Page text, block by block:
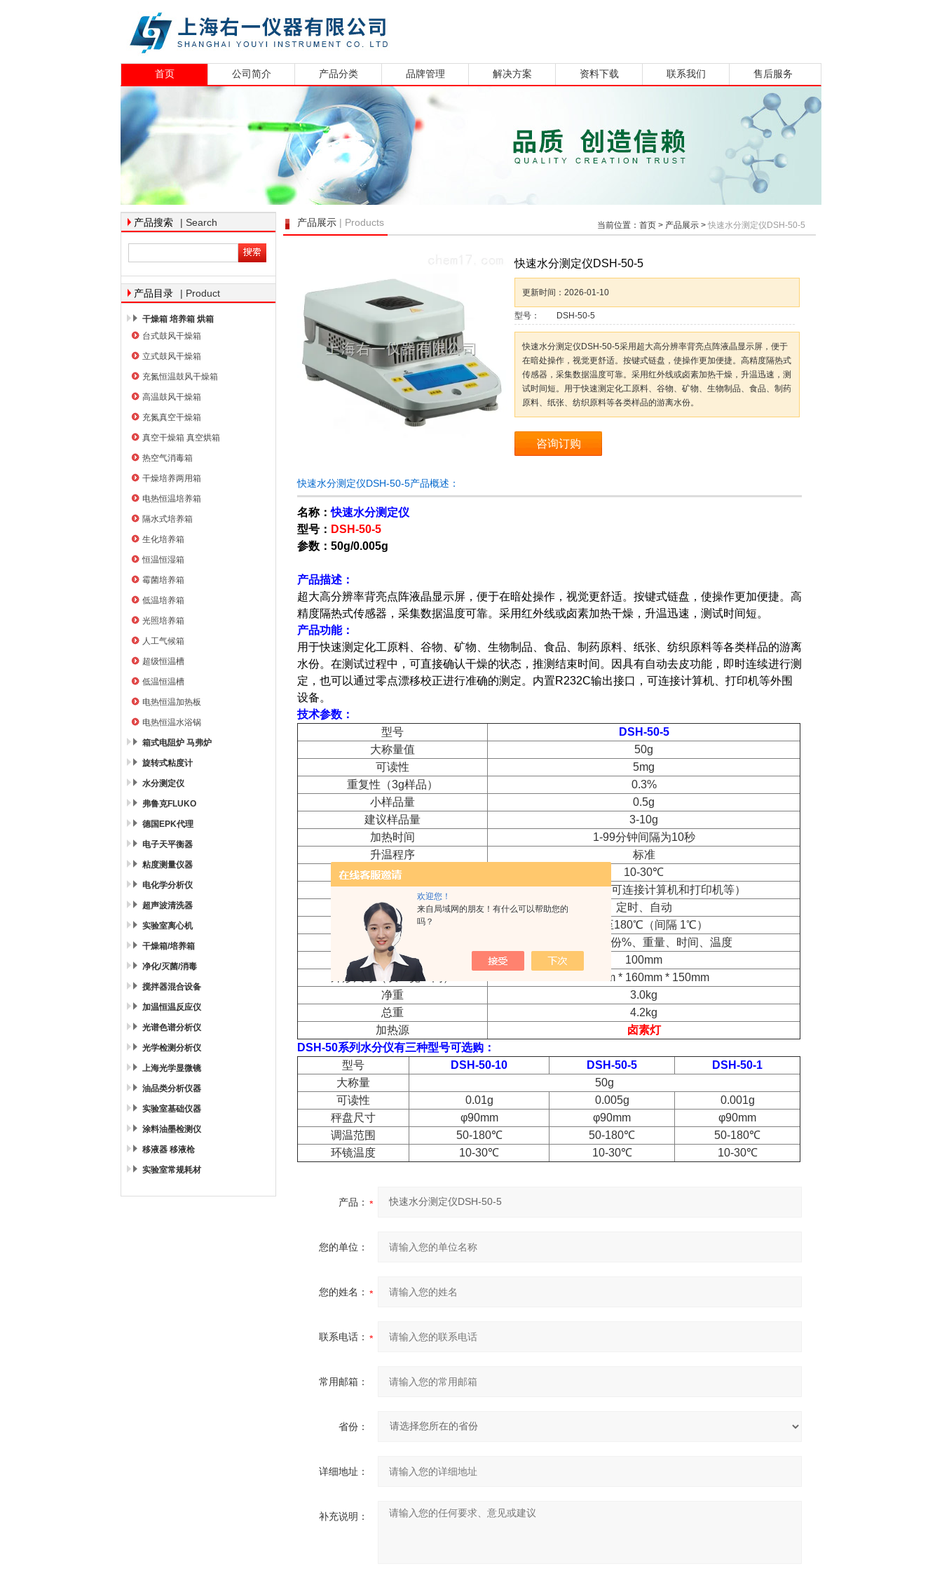
欢迎您！
来自局域网的朋友！有什么可以帮助您的
吗？
上海右一仪器有限公司
首页 公司简介 产品分类 品牌管理 解决方案 资料下载 联系我们 售后服务
产品搜索 | Search
产品目录 | Product
干燥箱 培养箱 烘箱
台式鼓风干燥箱
立式鼓风干燥箱
充氮恒温鼓风干燥箱
高温鼓风干燥箱
充氮真空干燥箱
真空干燥箱 真空烘箱
热空气消毒箱
干燥培养两用箱
电热恒温培养箱
隔水式培养箱
生化培养箱
恒温恒湿箱
霉菌培养箱
低温培养箱
光照培养箱
人工气候箱
超级恒温槽
低温恒温槽
电热恒温加热板
电热恒温水浴锅
箱式电阻炉 马弗炉
旋转式粘度计
水分测定仪
弗鲁克FLUKO
德国EPK代理
电子天平衡器
粘度测量仪器
电化学分析仪
超声波清洗器
实验室离心机
干燥箱/培养箱
净化/灭菌/消毒
搅拌器混合设备
加温恒温反应仪
光谱色谱分析仪
光学检测分析仪
上海光学显微镜
油品类分析仪器
实验室基础仪器
涂料油墨检测仪
移液器 移液枪
实验室常规耗材
产品展示 | Products 当前位置： 首页 > 产品展示 > 快速水分测定仪DSH-50-5
快速水分测定仪DSH-50-5
更新时间： 2026-01-10
型号： DSH-50-5
快速水分测定仪DSH-50-5采用超大高分辨率背亮点阵液晶显示屏，便于
在暗处操作，视觉更舒适。按键式链盘，使操作更加便捷。高精度隔热式
传感器，采集数据温度可靠。采用红外线或卤素加热干燥，升温迅速，测
试时间短。用于快速测定化工原料、谷物、矿物、生物制品、食品、制药
原料、纸张、纺织原料等各类样品的游离水份。
咨询订购
快速水分测定仪DSH-50-5产品概述：
名称：快速水分测定仪
型号： DSH-50-5
参数：50g/0.005g
产品描述：
超大高分辨率背亮点阵液晶显示屏，便于在暗处操作，视觉更舒适。按键式链盘，使操作更加便捷。高
精度隔热式传感器，采集数据温度可靠。采用红外线或卤素加热干燥，升温迅速，测试时间短。
产品功能：
用于快速测定化工原料、谷物、矿物、生物制品、食品、制药原料、纸张、纺织原料等各类样品的游离
水份。在测试过程中，可直接确认干燥的状态，推测结束时间。因具有自动去皮功能，即时连续进行测
定，也可以通过零点漂移校正进行准确的测定。内置R232C输出接口，可连接计算机、打印机等外围
设备。
技术参数：
型号
DSH-50-5
大称量值
50g
可读性
5mg
重复性（3g样品）
0.3%
小样品量
0.5g
建议样品量
3-10g
加热时间
1-99分钟间隔为10秒
升温程序
标准
操作温度范围
10-30℃
通讯
串口RS232（可连接计算机和打印机等）
终点控制
定时、自动
加热温度范围
50℃至180℃（间隔 1℃）
显示内容
固体%、水份%、重量、时间、温度
秤盘尺寸
100mm
外形尺寸（长 x 宽 x 高）
285mm * 160mm * 150mm
净重
3.0kg
总重
4.2kg
加热源
卤素灯
DSH-50系列水分仪有三种型号可选购：
型号
DSH-50-10 DSH-50-5
DSH-50-1
大称量
50g
可读性
0.01g 0.005g
0.001g
秤盘尺寸
φ90mm φ90mm
φ90mm
调温范围
50-180℃ 50-180℃
50-180℃
环镜温度
10-30℃ 10-30℃ 10-30℃
产品：
您的单位：
您的姓名：
联系电话：
常用邮箱：
省份：
详细地址：
补充说明：